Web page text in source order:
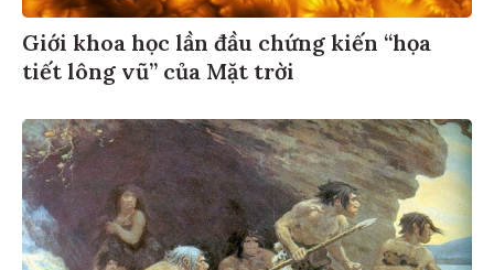
Giới khoa học lần đầu chứng kiến “họa
tiết lông vũ” của Mặt trời